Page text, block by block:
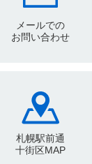
メールでの
お問い合わせ
札幌駅前通
十街区MAP